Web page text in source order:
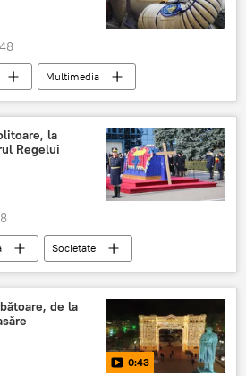
Multimedia
Cosmos Foto
la
Regelui
Societate
Mihai
omagiu
de la
0:43